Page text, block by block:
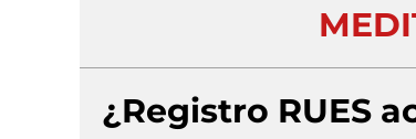
¿Registro RUES